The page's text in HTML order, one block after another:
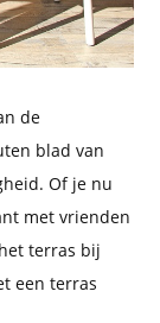
de
blad van
Of je nu
met vrienden
terras bij
een terras